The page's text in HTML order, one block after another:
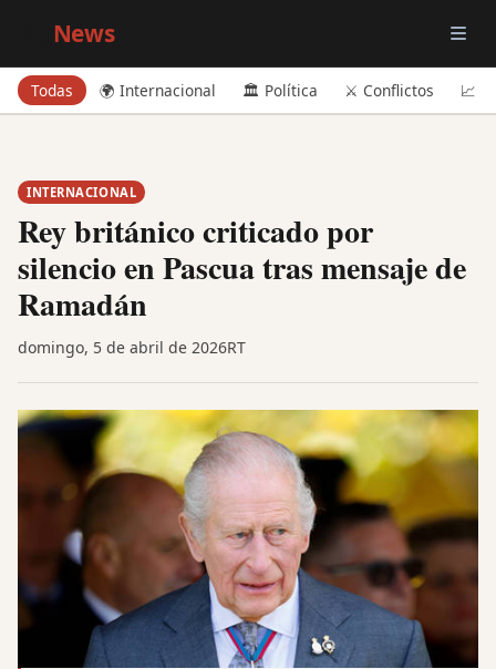
News
Todas 🌍 Internacional 🏛️ Política ⚔️ Conflictos 📈
INTERNACIONAL
Rey británico criticado por
silencio en Pascua tras mensaje de
Ramadán
domingo, 5 de abril de 2026RT